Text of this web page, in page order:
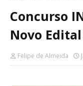
Concurso
Novo
Felipe de Almeida